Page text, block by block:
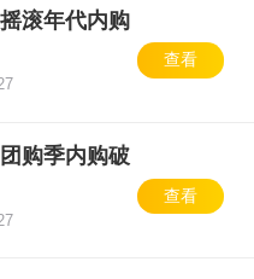
滚年代内购
查看
购季内购破
查看